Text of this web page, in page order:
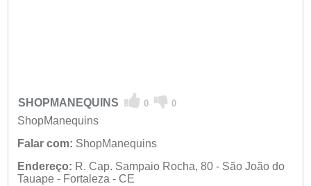
SHOPMANEQUINS 0 0
ShopManequins
Falar com: ShopManequins
Endereço: R. Cap. Sampaio Rocha, 80 - São João do
Tauape - Fortaleza - CE